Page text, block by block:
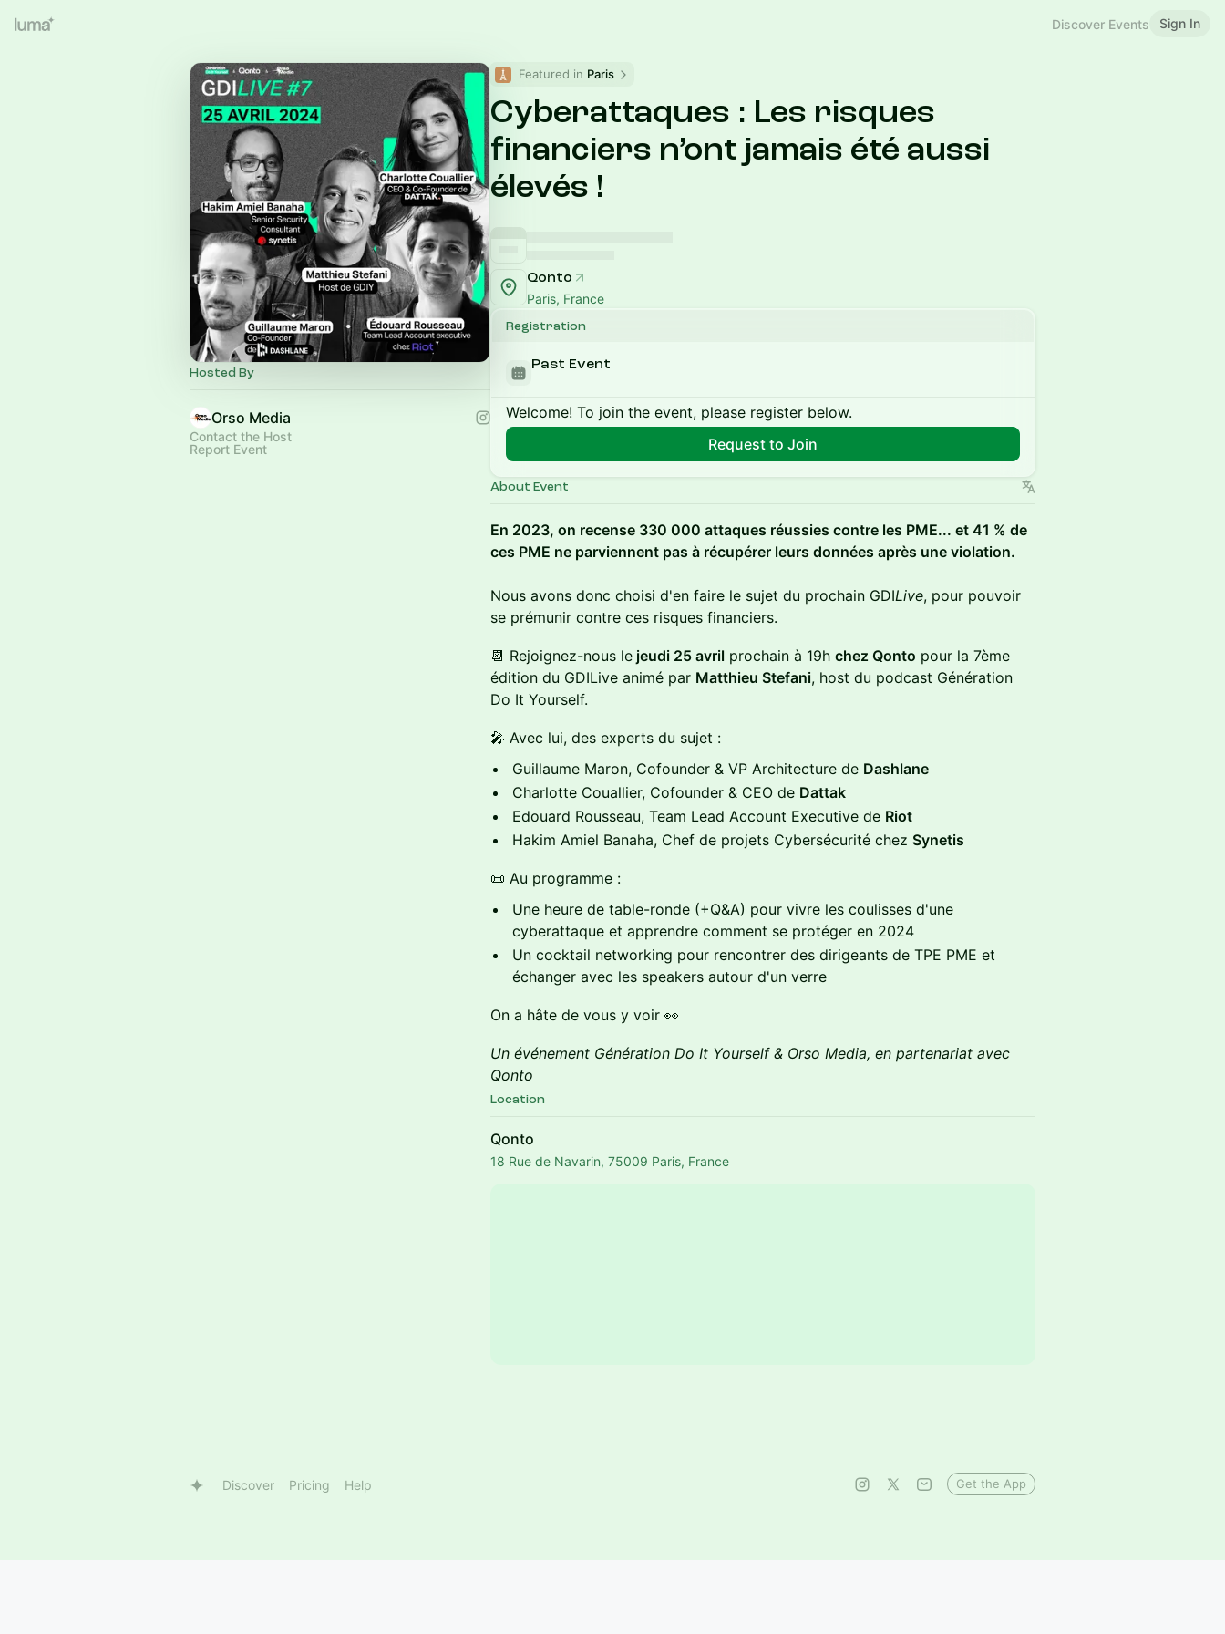
Discover Events Sign In
Hosted By
Orso Media
Contact the Host
Report Event
Featured in Paris
Cyberattaques : Les risques
financiers n’ont jamais été aussi
élevés !
Qonto
Paris, France
Registration
Past Event
Welcome! To join the event, please register below.
Request to Join
About Event
En 2023, on recense 330 000 attaques réussies contre les PME... et 41 % de
ces PME ne parviennent pas à récupérer leurs données après une violation.
Nous avons donc choisi d'en faire le sujet du prochain GDILive, pour pouvoir
se prémunir contre ces risques financiers.
📆 Rejoignez-nous le jeudi 25 avril prochain à 19h chez Qonto pour la 7ème
édition du GDILive animé par Matthieu Stefani, host du podcast Génération
Do It Yourself.
🎤 Avec lui, des experts du sujet :
Guillaume Maron, Cofounder & VP Architecture de Dashlane
Charlotte Couallier, Cofounder & CEO de Dattak
Edouard Rousseau, Team Lead Account Executive de Riot
Hakim Amiel Banaha, Chef de projets Cybersécurité chez Synetis
📜 Au programme :
Une heure de table-ronde (+Q&A) pour vivre les coulisses d'une
cyberattaque et apprendre comment se protéger en 2024
Un cocktail networking pour rencontrer des dirigeants de TPE PME et
échanger avec les speakers autour d'un verre
On a hâte de vous y voir 👀
Un événement Génération Do It Yourself & Orso Media, en partenariat avec
Qonto
Location
Qonto
18 Rue de Navarin, 75009 Paris, France
Discover Pricing Help Get the App